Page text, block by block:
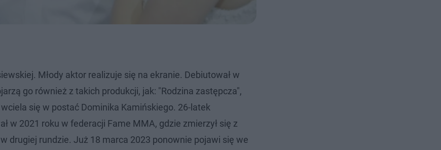
Młody aktor realizuje się na ekranie. Debiutował w
go również z takich produkcji, jak: "Rodzina zastępcza",
się w postać Dominika Kamińskiego. 26-latek
w 2021 roku w federacji Fame MMA, gdzie zmierzył się z
drugiej rundzie. Już 18 marca 2023 ponownie pojawi się we